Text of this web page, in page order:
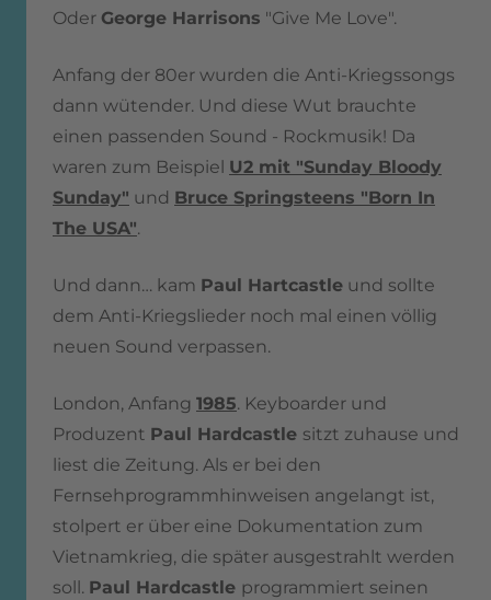
Oder George Harrisons "Give Me Love".
Anfang der 80er wurden die Anti-Kriegssongs
dann wütender. Und diese Wut brauchte
einen passenden Sound - Rockmusik! Da
waren zum Beispiel U2 mit "Sunday Bloody
Sunday" und Bruce Springsteens "Born In
The USA".
Und dann… kam Paul Hartcastle und sollte
dem Anti-Kriegslieder noch mal einen völlig
neuen Sound verpassen.
London, Anfang 1985. Keyboarder und
Produzent Paul Hardcastle sitzt zuhause und
liest die Zeitung. Als er bei den
Fernsehprogrammhinweisen angelangt ist,
stolpert er über eine Dokumentation zum
Vietnamkrieg, die später ausgestrahlt werden
soll. Paul Hardcastle programmiert seinen